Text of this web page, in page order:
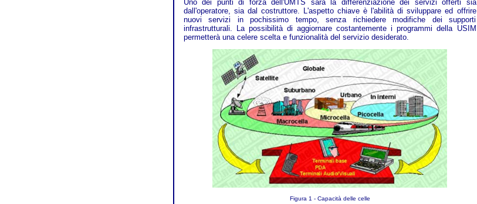
Uno dei punti di forza dell'UMTS sarà la differenziazione dei servizi offerti sia
dall'operatore, sia dal costruttore. L'aspetto chiave è l'abilità di sviluppare ed offrire
nuovi servizi in pochissimo tempo, senza richiedere modifiche dei supporti
infrastrutturali. La possibilità di aggiornare costantemente i programmi della USIM
permetterà una celere scelta e funzionalità del servizio desiderato.
Figura 1 - Capacità delle celle